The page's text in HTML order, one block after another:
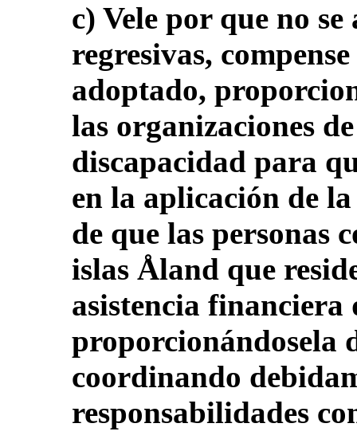
c) Vele por que no
regresivas,
adoptado,
las organizaciones
discapacidad para
en la aplicación de
de que las personas
islas Åland que
asistencia financiera
proporcionándosela
coordinando
responsabilidades